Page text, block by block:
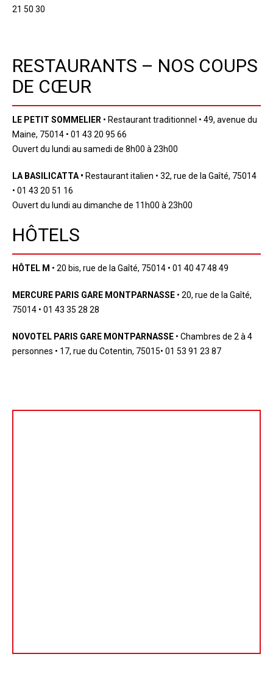
21 50 30
RESTAURANTS – NOS COUPS
DE CŒUR
LE PETIT SOMMELIER • Restaurant traditionnel • 49, avenue du
Maine, 75014 • 01 43 20 95 66
Ouvert du lundi au samedi de 8h00 à 23h00
LA BASILICATTA • Restaurant italien • 32, rue de la Gaîté, 75014
• 01 43 20 51 16
Ouvert du lundi au dimanche de 11h00 à 23h00
HÔTELS
HÔTEL M • 20 bis, rue de la Gaîté, 75014 • 01 40 47 48 49
MERCURE PARIS GARE MONTPARNASSE • 20, rue de la Gaîté,
75014 • 01 43 35 28 28
NOVOTEL PARIS GARE MONTPARNASSE • Chambres de 2 à 4
personnes • 17, rue du Cotentin, 75015• 01 53 91 23 87